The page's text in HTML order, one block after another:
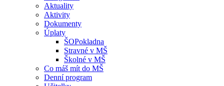
Aktuality
Aktivity
Dokumenty
Úplaty
ŠOPokladna
Stravné v MŠ
Školné v MŠ
Co máš mít do MŠ
Denní program